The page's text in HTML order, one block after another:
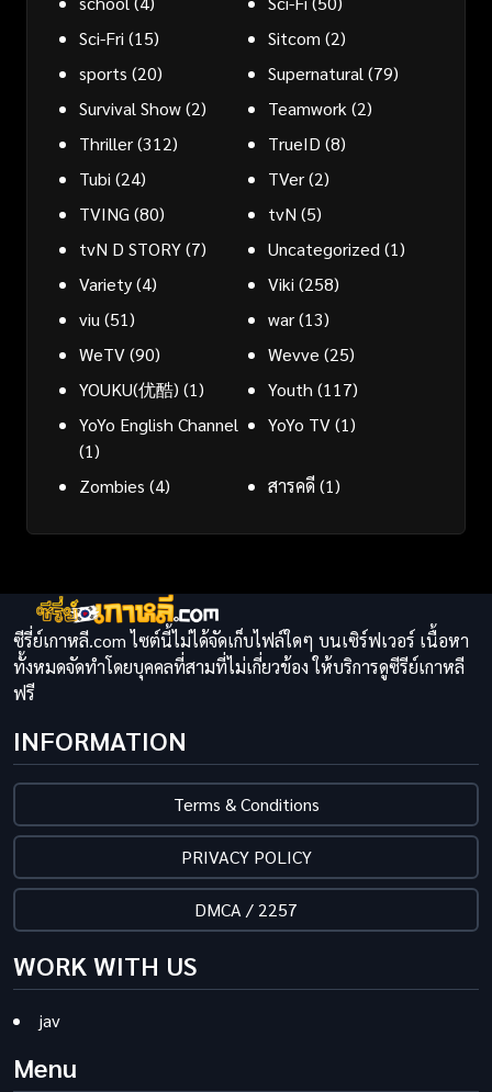
Sci-Fri (15) Sitcom (2)
sports (20) Supernatural(79)
Survival Show(2) Teamwork(2)
Thriller(312) TrueID (8)
Tubi (24) TVer(2)
TVING (80) tvN (5)
tvN D STORY(7) Uncategorized(1)
Variety(4) Viki (258)
viu(51) war(13)
WeTV(90) Wevve (25)
YOUKU(优酷) (1) Youth (117)
YoYo English Channel
(1)
YoYo TV(1)
Zombies (4) สารคดี(1)
ซีรี่ย์เกาหลี.com ไซต์นี้ไม่ได้จัดเก็บไฟล์ใดๆ บนเซิร์ฟเวอร์ เนื้อหา
ทั้งหมดจัดทำโดยบุคคลที่สามที่ไม่เกี่ยวข้อง ให้บริการดูซีรีย์เกาหลี
ฟรี
INFORMATION
Terms & Conditions
PRIVACY POLICY
DMCA / 2257
WORK WITH US
jav
Menu